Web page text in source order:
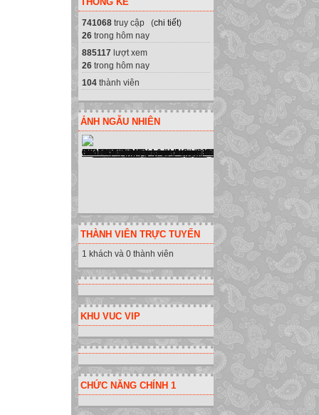
741068 truy cập (chi tiết)
26 trong hôm nay
885117 lượt xem
26 trong hôm nay
104 thành viên
ẢNH NGẪU NHIÊN
THÀNH VIÊN TRỰC TUYẾN
1 khách và 0 thành viên
KHU VUC VIP
CHỨC NĂNG CHÍNH 1